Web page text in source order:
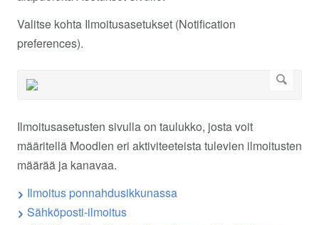
Valitse kohta Ilmoitusasetukset (Notification
preferences).
Ilmoitusasetusten sivulla on taulukko, josta voit
määritellä Moodlen eri aktiviteeteista tulevien ilmoitusten
määrää ja kanavaa.
Ilmoitus ponnahdusikkunassa
Sähköposti-ilmoitus